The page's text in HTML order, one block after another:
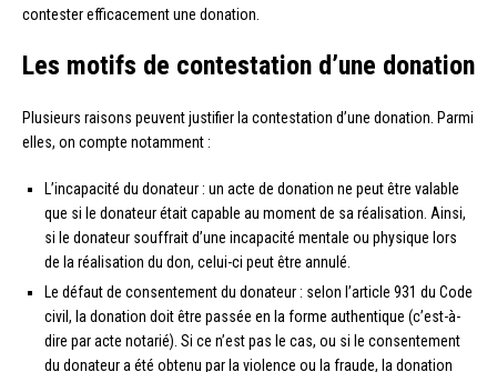
contester efficacement une donation.
Les motifs de contestation d’une donation
Plusieurs raisons peuvent justifier la contestation d’une donation. Parmi
elles, on compte notamment :
L’incapacité du donateur : un acte de donation ne peut être valable
que si le donateur était capable au moment de sa réalisation. Ainsi,
si le donateur souffrait d’une incapacité mentale ou physique lors
de la réalisation du don, celui-ci peut être annulé.
Le défaut de consentement du donateur : selon l’article 931 du Code
civil, la donation doit être passée en la forme authentique (c’est-à-
dire par acte notarié). Si ce n’est pas le cas, ou si le consentement
du donateur a été obtenu par la violence ou la fraude, la donation